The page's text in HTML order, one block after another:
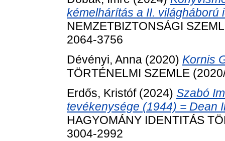
kémelhárítás a II. világháború
NEMZETBIZTONSÁGI
2064-3756
Dévényi, Anna (2020) Kornis
TÖRTÉNELMI SZEMLE
Erdős, Kristóf(2024) Szabó
tevékenysége (1944) = Dean
HAGYOMÁNY IDENTITÁS
3004-2992